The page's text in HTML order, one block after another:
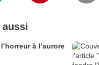
aussi
à l’aurore